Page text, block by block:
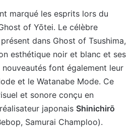
marqué les esprits lors du
of Yōtei. Le célèbre
dans Ghost of Tsushima,
esthétique noir et blanc et ses
font également leur
et le Watanabe Mode. Ce
et sonore conçu en
japonais Shinichirō
Samurai Champloo).